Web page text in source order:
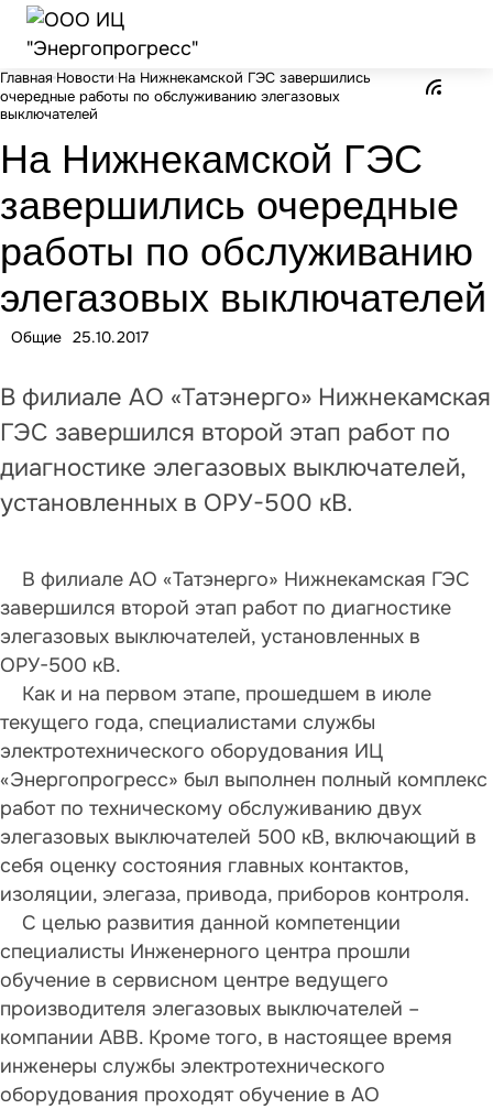
Главная Новости На Нижнекамской ГЭС завершились
очередные работы по обслуживанию элегазовых
выключателей
На Нижнекамской ГЭС
завершились очередные
работы по обслуживанию
элегазовых выключателей
Общие 25.10.2017
В филиале АО «Татэнерго» Нижнекамская
ГЭС завершился второй этап работ по
диагностике элегазовых выключателей,
установленных в ОРУ-500 кВ.
В филиале АО «Татэнерго» Нижнекамская ГЭС
завершился второй этап работ по диагностике
элегазовых выключателей, установленных в
ОРУ-500 кВ.
Как и на первом этапе, прошедшем в июле
текущего года, специалистами службы
электротехнического оборудования ИЦ
«Энергопрогресс» был выполнен полный комплекс
работ по техническому обслуживанию двух
элегазовых выключателей 500 кВ, включающий в
себя оценку состояния главных контактов,
изоляции, элегаза, привода, приборов контроля.
С целью развития данной компетенции
специалисты Инженерного центра прошли
обучение в сервисном центре ведущего
производителя элегазовых выключателей –
компании АBB. Кроме того, в настоящее время
инженеры службы электротехнического
оборудования проходят обучение в АО